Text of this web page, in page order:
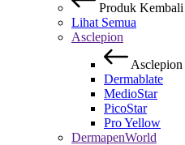
Produk Kembali
Lihat Semua
Asclepion
Asclepion
Dermablate
MedioStar
PicoStar
Pro Yellow
DermapenWorld